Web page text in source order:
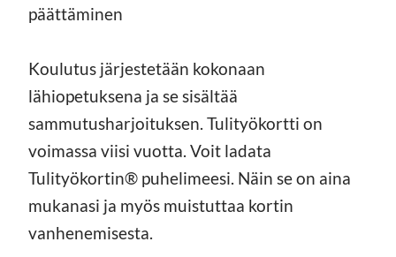
päättäminen
Koulutus järjestetään kokonaan
lähiopetuksena ja se sisältää
sammutusharjoituksen. Tulityökortti on
voimassa viisi vuotta. Voit ladata
Tulityökortin® puhelimeesi. Näin se on aina
mukanasi ja myös muistuttaa kortin
vanhenemisesta.